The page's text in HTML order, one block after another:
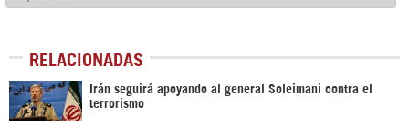
RELACIONADAS
Irán seguirá apoyando al general Soleimani contra el
terrorismo